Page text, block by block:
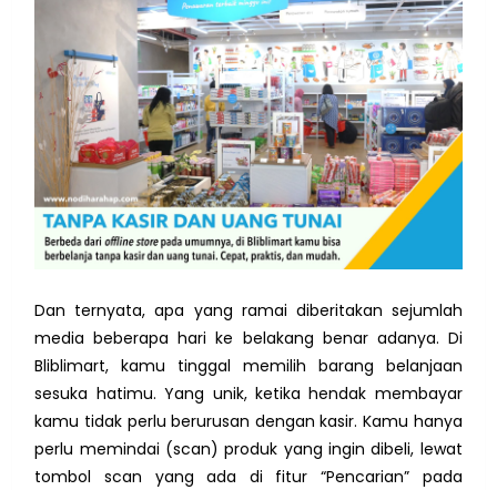
Dan ternyata, apa yang ramai diberitakan sejumlah
media beberapa hari ke belakang benar adanya. Di
Bliblimart, kamu tinggal memilih barang belanjaan
sesuka hatimu. Yang unik, ketika hendak membayar
kamu tidak perlu berurusan dengan kasir. Kamu hanya
perlu memindai (scan) produk yang ingin dibeli, lewat
tombol scan yang ada di fitur “Pencarian” pada